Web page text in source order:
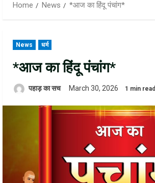
Home
News *आज का हिंदू पंचांग*
News धर्म
*आज का हिंदू पंचांग*
पहाड़ का सच March 30, 2026 1 min read